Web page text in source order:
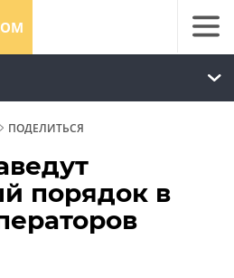
ПОДЕЛИТЬСЯ
порядок в